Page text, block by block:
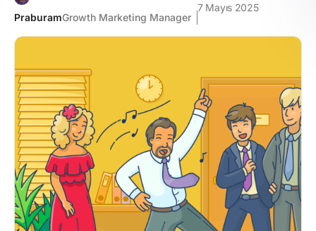
PraburamGrowth Marketing Manager
7 Mayıs 2025